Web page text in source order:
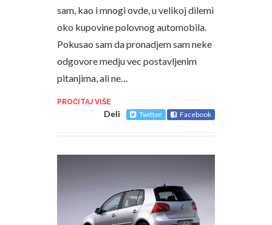
sam, kao i mnogi ovde, u velikoj dilemi
oko kupovine polovnog automobila.
Pokusao sam da pronadjem sam neke
odgovore medju vec postavljenim
pitanjima, ali ne…
PROČITAJ VIŠE
Deli Twitter Facebook